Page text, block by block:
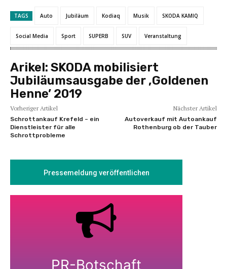
TAGS Auto Jubiläum Kodiaq Musik SKODA KAMIQ
Social Media Sport SUPERB SUV Veranstaltung
Arikel: SKODA mobilisiert
Jubiläumsausgabe der ,Goldenen
Henne’ 2019
Vorheriger Artikel
Schrottankauf Krefeld – ein
Dienstleister für alle
Schrottprobleme
Nächster Artikel
Autoverkauf mit Autoankauf
Rothenburg ob der Tauber
Pressemeldung veröffentlichen
PR-Botschaft